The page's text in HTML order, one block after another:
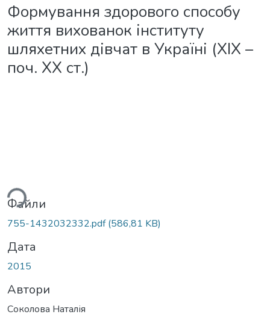
Формування здорового способу
життя вихованок інституту
шляхетних дівчат в Україні (ХІХ –
поч. ХХ ст.)
Файли
755-1432032332.pdf(586,81 KB)
Дата
2015
Автори
Соколова Наталія